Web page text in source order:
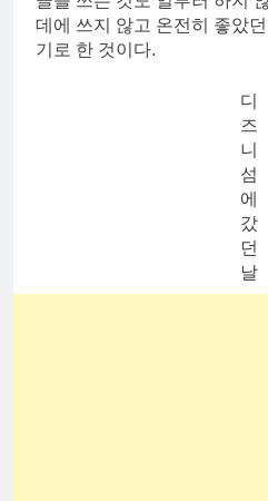
데에 쓰지 않고 온전히 좋았
기로 한 것이다.
디
즈
니
섬
에
갔
던
날